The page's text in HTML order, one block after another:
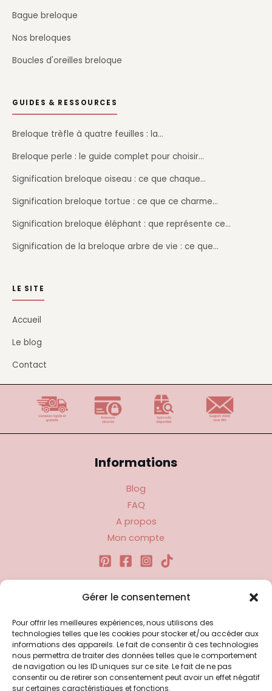
Gérer le consentement
Pour offrir les meilleures expériences, nous utilisons des
technologies telles que les cookies pour stocker et/ou accéder aux
informations des appareils. Le fait de consentir à ces technologies
nous permettra de traiter des données telles que le comportement
de navigation ou les ID uniques sur ce site. Le fait de ne pas
consentir ou de retirer son consentement peut avoir un effet négatif
sur certaines caractéristiques et fonctions.
Bague breloque
Nos breloques
Boucles d'oreilles breloque
GUIDES & RESSOURCES
Breloque trèfle à quatre feuilles : la…
Breloque perle : le guide complet pour choisir…
Signification breloque oiseau : ce que chaque…
Signification breloque tortue : ce que ce charme…
Signification breloque éléphant : que représente ce…
Signification de la breloque arbre de vie : ce que…
LE SITE
Accueil
Le blog
Contact
Informations
Blog
FAQ
A propos
Mon compte
Politique d’expédition
Politique de confidentialité
Politique de remboursements
Conditions générales de vente et d’utilisation